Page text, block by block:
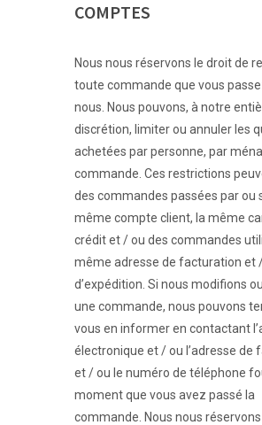
COMPTES
Nous nous réservons le droit de
toute commande que vous
nous. Nous pouvons, à notre
discrétion, limiter ou annuler les
achetées par personne, par
commande. Ces restrictions
des commandes passées par ou
même compte client, la même
crédit et / ou des commandes
même adresse de facturation et
d’expédition. Si nous modifions
une commande, nous pouvons
vous en informer en contactant
électronique et / ou l’adresse de
et / ou le numéro de téléphone
moment que vous avez passé la
commande. Nous nous